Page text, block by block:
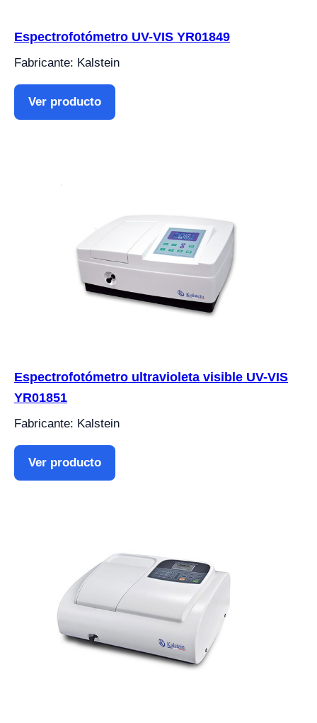
Espectrofotómetro UV-VIS YR01849
Fabricante: Kalstein
Ver producto
Espectrofotómetro ultravioleta visible UV-VIS
YR01851
Fabricante: Kalstein
Ver producto